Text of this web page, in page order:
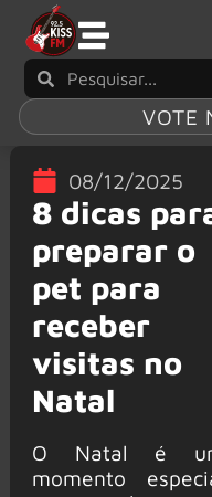
VOTE
08/12/2025
8 dicas
preparar o
pet para
receber
visitas no
Natal
O Natal é
momento